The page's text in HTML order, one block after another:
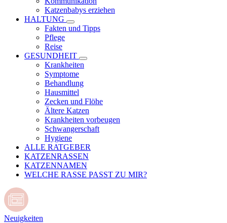
Katzenbabys erziehen
HALTUNG
Fakten und Tipps
Pflege
Reise
GESUNDHEIT
Krankheiten
Symptome
Behandlung
Hausmittel
Zecken und Flöhe
Ältere Katzen
Krankheiten vorbeugen
Schwangerschaft
Hygiene
ALLE RATGEBER
KATZENRASSEN
KATZENNAMEN
WELCHE RASSE PASST ZU MIR?
Neuigkeiten